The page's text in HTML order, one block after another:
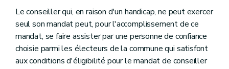
Art. L2212-50
Section 4 Le gouverneur
Art. L2212-51
Art. L2212-52
Art. L2212-53
Art. L2212-54
Le conseiller qui, en raison d'un handicap, ne peut exercer
seul son mandat peut, pour l'accomplissement de ce
mandat, se faire assister par une personne de confiance
choisie parmi les électeurs de la commune qui satisfont
aux conditions d'éligibilité pour le mandat de conseiller